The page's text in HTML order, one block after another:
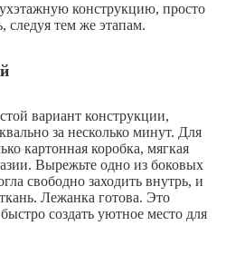
конструкцию, просто
следуя тем же этапам.
вариант конструкции,
за несколько минут. Для
картонная коробка, мягкая
Вырежьте одно из боковых
свободно заходить внутрь, и
Лежанка готова. Это
создать уютное место для